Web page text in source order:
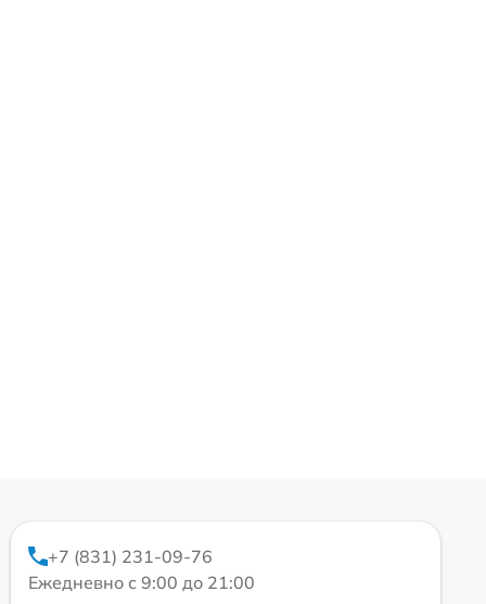
+7 (831) 231-09-76
Ежедневно с 9:00 до 21:00